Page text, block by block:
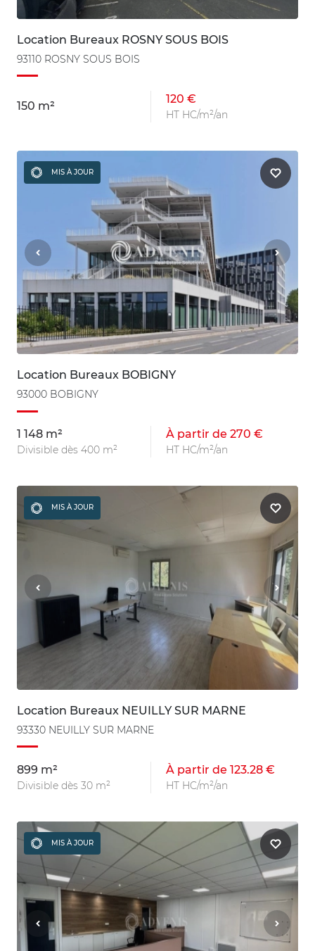
Location Bureaux ROSNY SOUS BOIS
93110 ROSNY SOUS BOIS
150 m²
120 €
HT HC/m²/an
MIS À JOUR
Location Bureaux BOBIGNY
93000 BOBIGNY
1 148 m²
Divisible dès 400 m²
À partir de 270 €
HT HC/m²/an
MIS À JOUR
Location Bureaux NEUILLY SUR MARNE
93330 NEUILLY SUR MARNE
899 m²
Divisible dès 30 m²
À partir de 123.28 €
HT HC/m²/an
MIS À JOUR